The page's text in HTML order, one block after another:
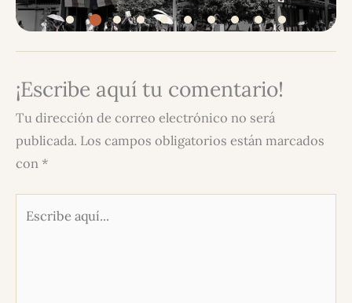
¡Escribe aquí tu comentario!
Tu dirección de correo electrónico no será
publicada. Los campos obligatorios están marcados
con *
aquí...